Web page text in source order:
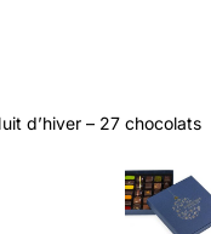
d’hiver – 27 chocolats